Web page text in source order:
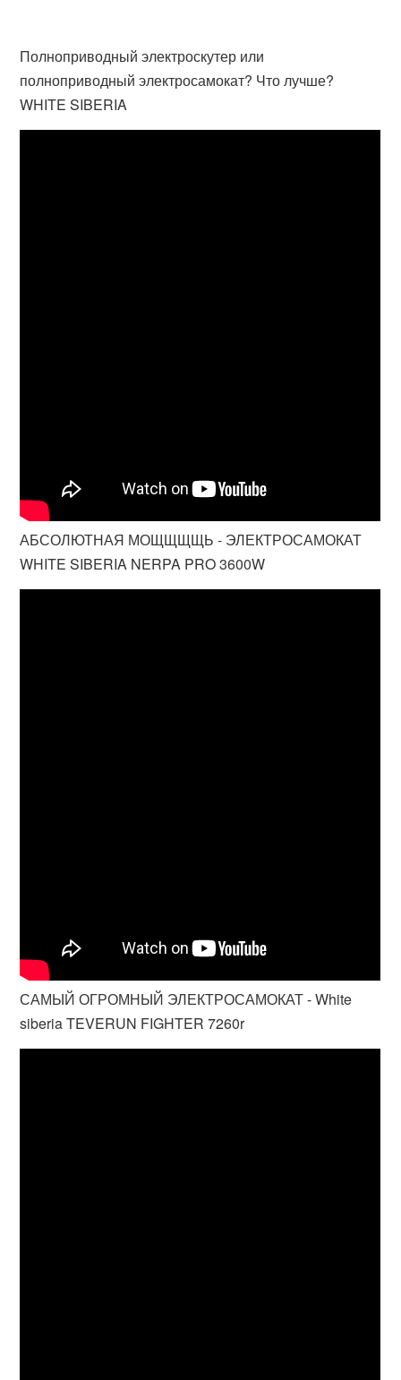
Полноприводный электроскутер или
полноприводный электросамокат? Что лучше?
WHITE SIBERIA
АБСОЛЮТНАЯ МОЩЩЩЩЬ - ЭЛЕКТРОСАМОКАТ
WHITE SIBERIA NERPA PRO 3600W
САМЫЙ ОГРОМНЫЙ ЭЛЕКТРОСАМОКАТ - White
siberia TEVERUN FIGHTER 7260r